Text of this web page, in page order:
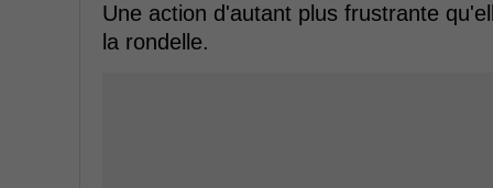
Une action d'autant plus frustrante
la rondelle.